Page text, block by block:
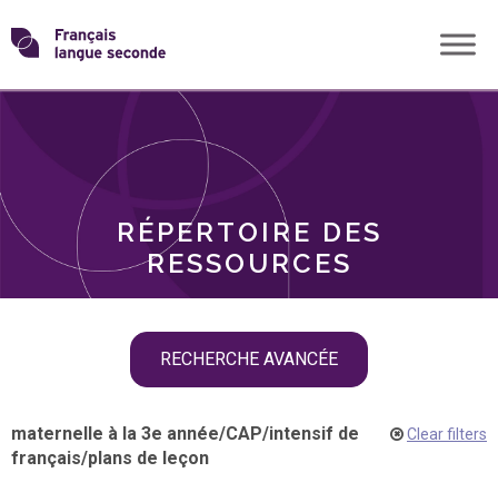
Skip
toTransformons
langue
RÉPERTOIRE DES
RESSOURCES
RECHERCHE AVANCÉE
THÈMES
maternelle à la 3e année/CAP/intensif de
français/plans de leçon
Clear filters